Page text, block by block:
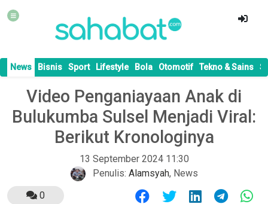
News Bisnis Sport Lifestyle Bola Otomotif Tekno & Sains
Video Penganiayaan Anak di
Bulukumba Sulsel Menjadi Viral:
Berikut Kronologinya
13 September 2024 11:30
Penulis: Alamsyah, News
0